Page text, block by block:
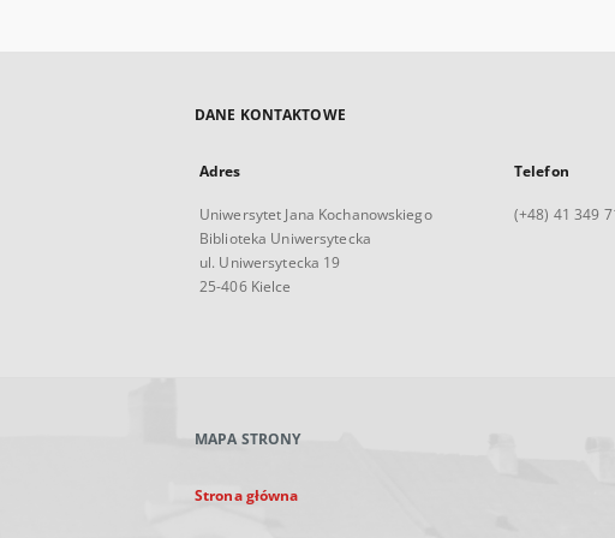
DANE KONTAKTOWE
Adres
Uniwersytet Jana Kochanowskiego
Biblioteka Uniwersytecka
ul. Uniwersytecka 19
25-406 Kielce
Telefon
(+48) 41 349
MAPA STRONY
Strona główna